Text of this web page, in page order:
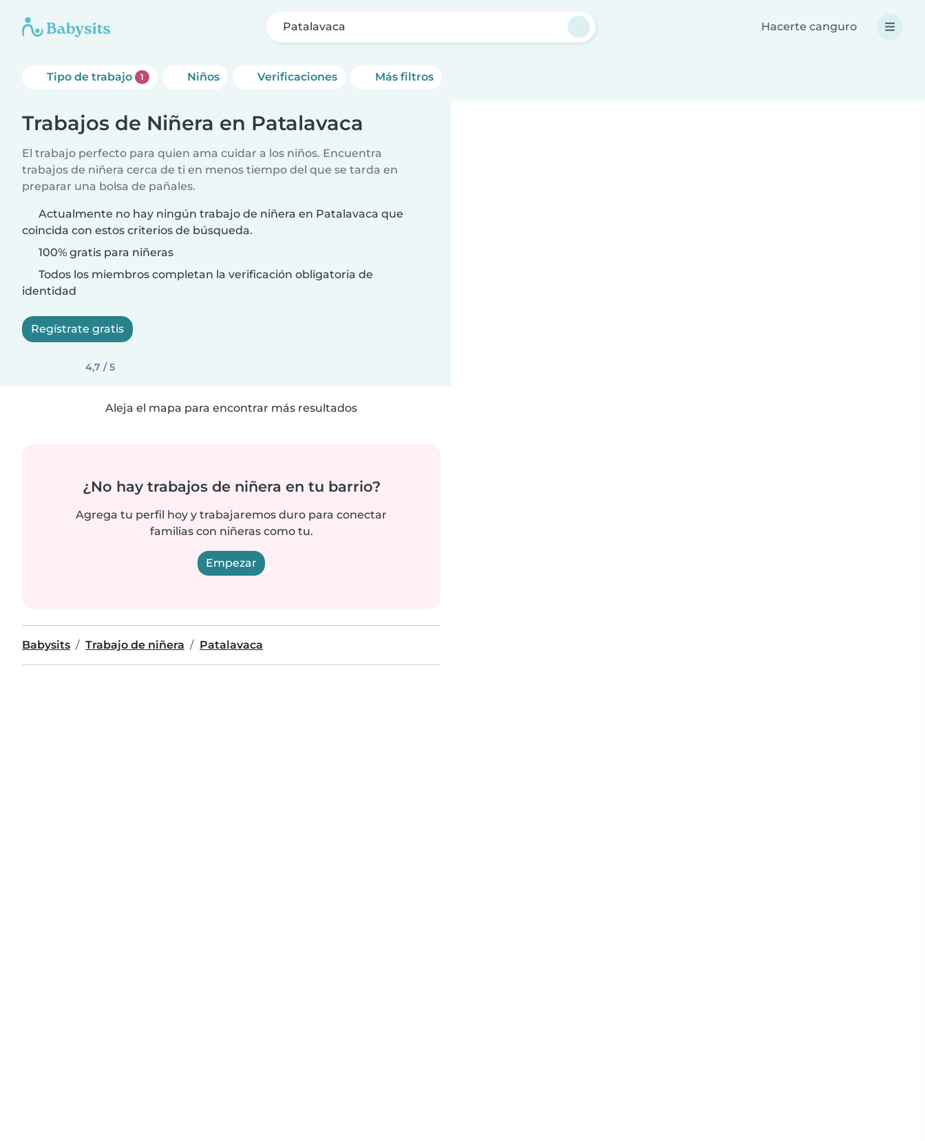
Patalavaca Hacerte canguro
Tipo de trabajo 1 Niños Verificaciones Más filtros
Trabajos de Niñera en Patalavaca
El trabajo perfecto para quien ama cuidar a los niños. Encuentra
trabajos de niñera cerca de ti en menos tiempo del que se tarda en
preparar una bolsa de pañales.
Actualmente no hay ningún trabajo de niñera en Patalavaca que
coincida con estos criterios de búsqueda.
100% gratis para niñeras
Todos los miembros completan la verificación obligatoria de
identidad
Regístrate gratis
4,7 / 5
Aleja el mapa para encontrar más resultados
¿No hay trabajos de niñera en tu barrio?
Agrega tu perfil hoy y trabajaremos duro para conectar
familias con niñeras como tu.
Empezar
Babysits Trabajo de niñera Patalavaca